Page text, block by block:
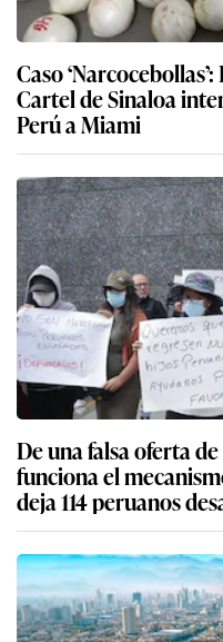
Caso
Cartel de Sinaloa
Perú a Miami
De una falsa oferta
funciona el
deja 114 peruanos